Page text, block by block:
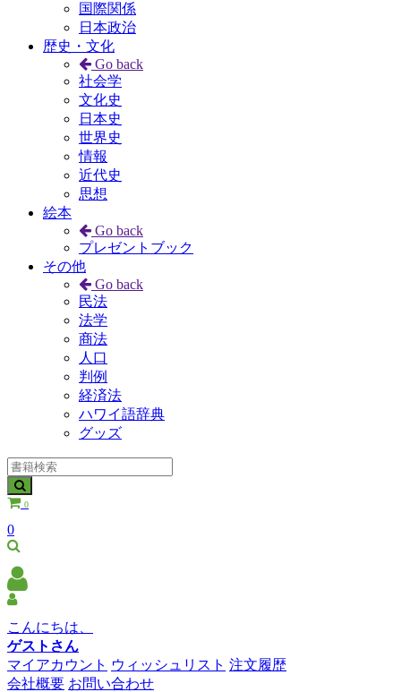
国際関係
日本政治
歴史・文化
Go back
社会学
文化史
日本史
世界史
情報
近代史
思想
絵本
Go back
プレゼントブック
その他
Go back
民法
法学
商法
人口
判例
経済法
ハワイ語辞典
グッズ
0
0
こんにちは、
ゲストさん
マイアカウント ウィッシュリスト 注文履歴
会社概要 お問い合わせ